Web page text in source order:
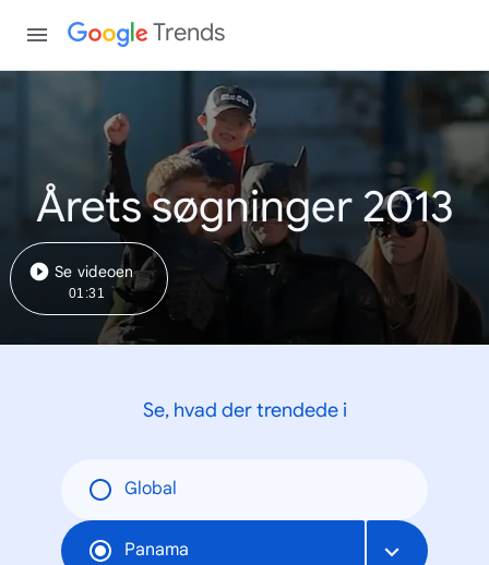
Trends
Årets søgninger 2013
Se videoen
01:31
Se, hvad der trendede i
Global
Panama